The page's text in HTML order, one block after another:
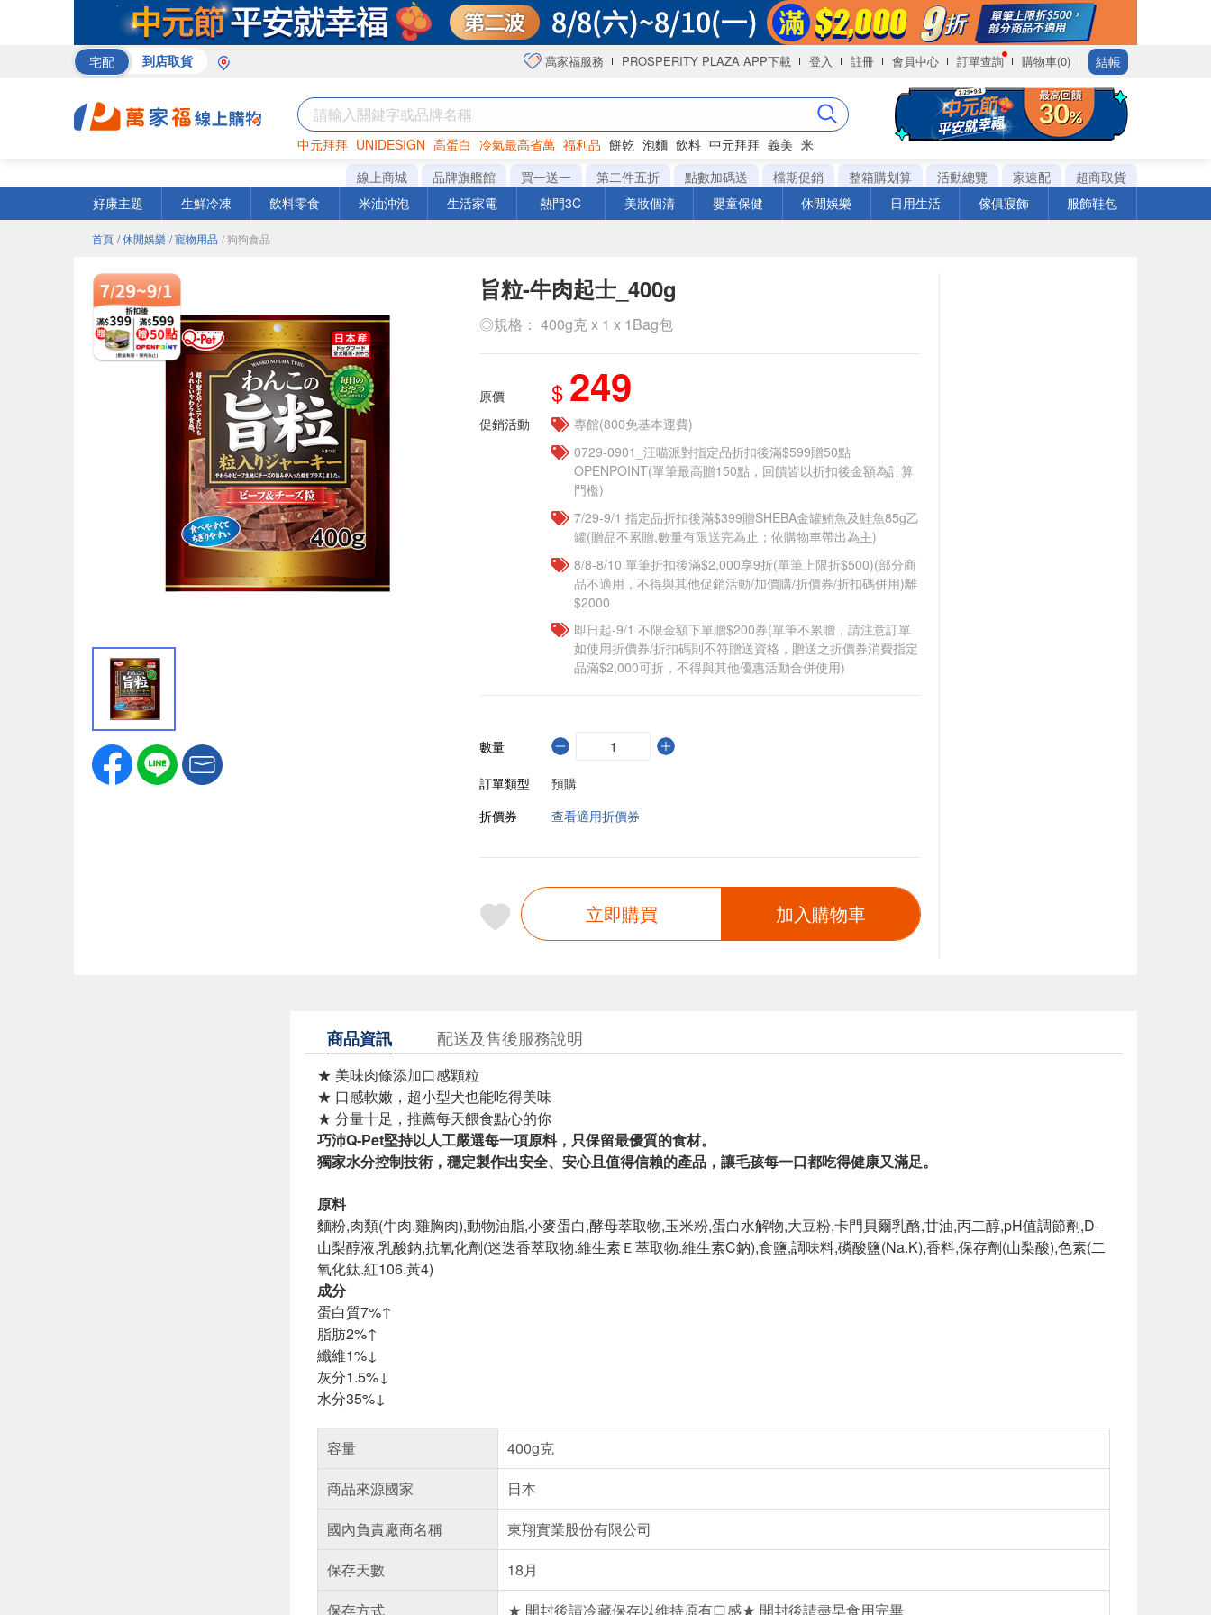
宅配 到店取貨 萬家福服務 PROSPERITY PLAZA APP下載 登入 註冊 會員中心 訂單查詢 購物車(0) 結帳
中元拜拜 UNIDESIGN 高蛋白 冷氣最高省萬 福利品 餅乾 泡麵 飲料 中元拜拜 義美 米
罐頭 咖啡 海苔
線上商城 品牌旗艦館 買一送一 第二件五折 點數加碼送 檔期促銷 整箱購划算 活動總覽 家速配
超商取貨
好康主題
生鮮冷凍 飲料零食 米油沖泡 生活家電 熱門3C 美妝個清 嬰童保健 休閒娛樂 日用生活 傢俱寢飾 服飾鞋包
首頁 / 休閒娛樂 / 寵物用品 / 狗狗食品
旨粒-牛肉起士_400g
◎規格： 400g克 x 1 x 1Bag包
原價 $ 249
促銷活動
專館(800免基本運費)
0729-0901_汪喵派對指定品折扣後滿$599贈50點
OPENPOINT(單筆最高贈150點，回饋皆以折扣後金額為計算
門檻)
7/29-9/1 指定品折扣後滿$399贈SHEBA金罐鮪魚及鮭魚85g乙
罐(贈品不累贈,數量有限送完為止；依購物車帶出為主)
8/8-8/10 單筆折扣後滿$2,000享9折(單筆上限折$500)(部分商
品不適用，不得與其他促銷活動/加價購/折價券/折扣碼併用)離
$2000
即日起-9/1 不限金額下單贈$200券(單筆不累贈，請注意訂單
如使用折價券/折扣碼則不符贈送資格，贈送之折價券消費指定
品滿$2,000可折，不得與其他優惠活動合併使用)
數量
訂單類型
預購
折價券
查看適用折價券
立即購買 加入購物車
商品資訊 配送及售後服務說明
★ 美味肉條添加口感顆粒
★ 口感軟嫩，超小型犬也能吃得美味
★ 分量十足，推薦每天餵食點心的你
巧沛Q-Pet堅持以人工嚴選每一項原料，只保留最優質的食材。
獨家水分控制技術，穩定製作出安全、安心且值得信賴的產品，讓毛孩每一口都吃得健康又滿足。
原料
麵粉,肉類(牛肉.雞胸肉),動物油脂,小麥蛋白,酵母萃取物,玉米粉,蛋白水解物,大豆粉,卡門貝爾乳酪,甘油,丙二醇,pH值調節劑,D-
山梨醇液,乳酸鈉,抗氧化劑(迷迭香萃取物.維生素Ｅ萃取物.維生素C鈉),食鹽,調味料,磷酸鹽(Na.K),香料,保存劑(山梨酸),色素(二
氧化鈦.紅106.黃4)
成分
蛋白質7%↑
脂肪2%↑
纖維1%↓
灰分1.5%↓
水分35%↓
容量
400g克
商品來源國家
日本
國內負責廠商名稱
東翔實業股份有限公司
保存天數
18月
保存方式
★ 開封後請冷藏保存以維持原有口感★ 開封後請盡早食用完畢